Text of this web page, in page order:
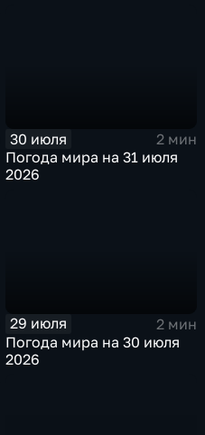
30 июля
2 мин
Погода мира на 31 июля
2026
29 июля
2 мин
Погода мира на 30 июля
2026